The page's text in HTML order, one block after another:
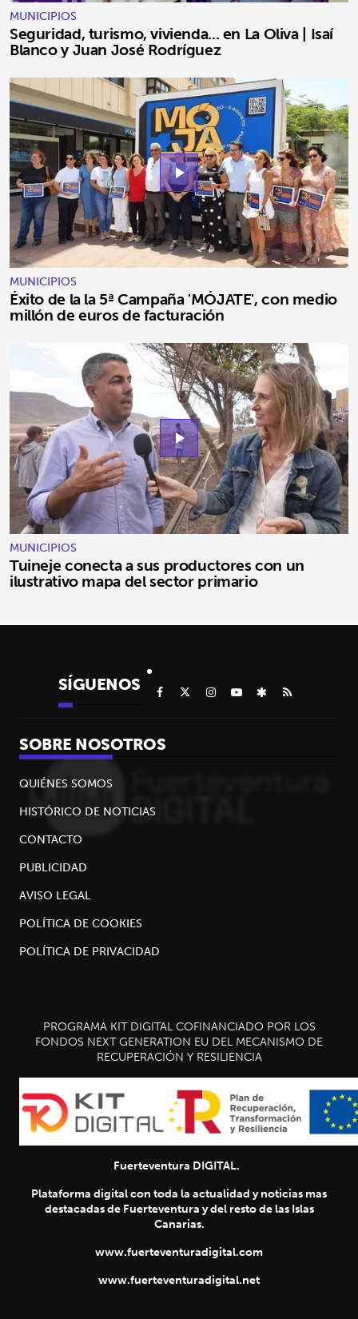
MUNICIPIOS
Seguridad, turismo, vivienda... en La Oliva | Isaí
Blanco y Juan José Rodríguez
play_arrow
MUNICIPIOS
Éxito de la la 5ª Campaña 'MÓJATE', con medio
millón de euros de facturación
play_arrow
MUNICIPIOS
Tuineje conecta a sus productores con un
ilustrativo mapa del sector primario
SÍGUENOS
SOBRE NOSOTROS
QUIÉNES SOMOS
HISTÓRICO DE NOTICIAS
CONTACTO
PUBLICIDAD
AVISO LEGAL
POLÍTICA DE COOKIES
POLÍTICA DE PRIVACIDAD
PROGRAMA KIT DIGITAL COFINANCIADO POR LOS
FONDOS NEXT GENERATION EU DEL MECANISMO DE
RECUPERACIÓN Y RESILIENCIA
Fuerteventura DIGITAL.
Plataforma digital con toda la actualidad y noticias mas
destacadas de Fuerteventura y del resto de las Islas
Canarias.
www.fuerteventuradigital.com
www.fuerteventuradigital.net